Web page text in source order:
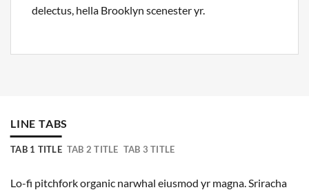
delectus, hella Brooklyn scenester yr.
LINE TABS
TAB 1 TITLE TAB 2 TITLE TAB 3 TITLE
Lo-fi pitchfork organic narwhal eiusmod yr magna. Sriracha